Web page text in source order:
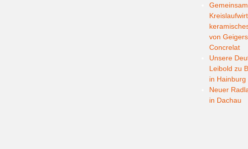
von
Concrelat
Unsere
Leibold zu
in Hainburg
Neuer
in Dachau